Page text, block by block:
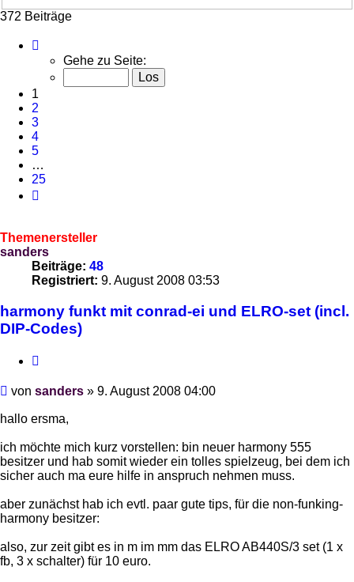
372 Beiträge
25
Gehe zu Seite:
1
2
3
4
5
…
25
Themenersteller
sanders
Beiträge: 48
Registriert: 9. August 2008 03:53
harmony funkt mit conrad-ei und ELRO-set (incl.
DIP-Codes)
Beitrag
von sanders » 9. August 2008 04:00
hallo ersma,
ich möchte mich kurz vorstellen: bin neuer harmony 555
besitzer und hab somit wieder ein tolles spielzeug, bei dem ich
sicher auch ma eure hilfe in anspruch nehmen muss.
aber zunächst hab ich evtl. paar gute tips, für die non-funking-
harmony besitzer:
also, zur zeit gibt es in m im mm das ELRO AB440S/3 set (1 x
fb, 3 x schalter) für 10 euro.